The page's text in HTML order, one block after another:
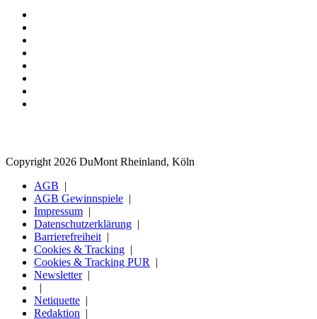
Copyright 2026 DuMont Rheinland, Köln
AGB
AGB Gewinnspiele
Impressum
Datenschutzerklärung
Barrierefreiheit
Cookies & Tracking
Cookies & Tracking PUR
Newsletter
Netiquette
Redaktion